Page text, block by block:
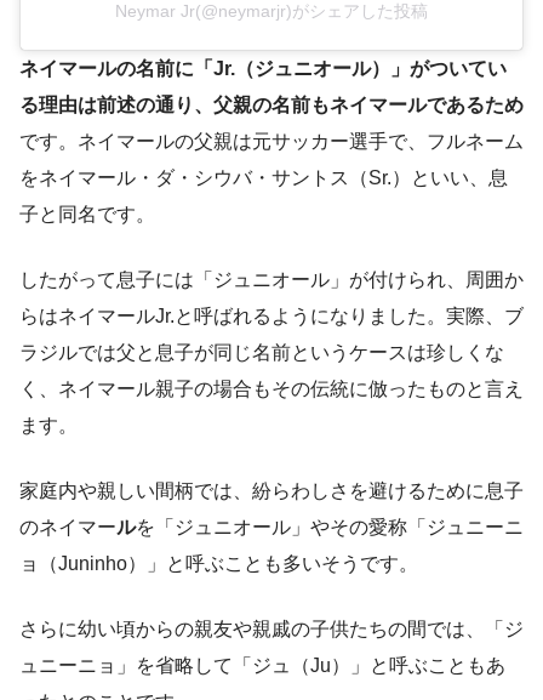
Neymar Jr(@neymarjr)がシェアした投稿
ネイマールの名前に「Jr.（ジュニオール）」がついてい
る理由は前述の通り、父親の名前もネイマールであるため
です。ネイマールの父親は元サッカー選手で、フルネーム
をネイマール・ダ・シウバ・サントス（Sr.）といい、息
子と同名です​。
したがって息子には「ジュニオール」が付けられ、周囲か
らはネイマールJr.と呼ばれるようになりました。実際、ブ
ラジルでは父と息子が同じ名前というケースは珍しくな
く、ネイマール親子の場合もその伝統に倣ったものと言え
ます​。
家庭内や親しい間柄では、紛らわしさを避けるために息子
のネイマールを「ジュニオール」やその愛称「ジュニーニ
ョ（Juninho）」と呼ぶことも多いそうです​。
さらに幼い頃からの親友や親戚の子供たちの間では、「ジ
ュニーニョ」を省略して「ジュ（Ju）」と呼ぶこともあ